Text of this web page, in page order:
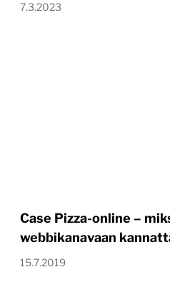
7.3.2023
Case Pizza-online –
webbikanavaan
15.7.2019